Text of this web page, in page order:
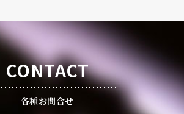
CONTACT
各種お問合せ